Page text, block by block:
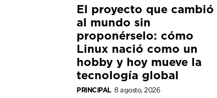
El proyecto que cambió
al mundo sin
proponérselo: cómo
Linux nació como un
hobby y hoy mueve la
tecnología global
PRINCIPAL 8 agosto, 2026